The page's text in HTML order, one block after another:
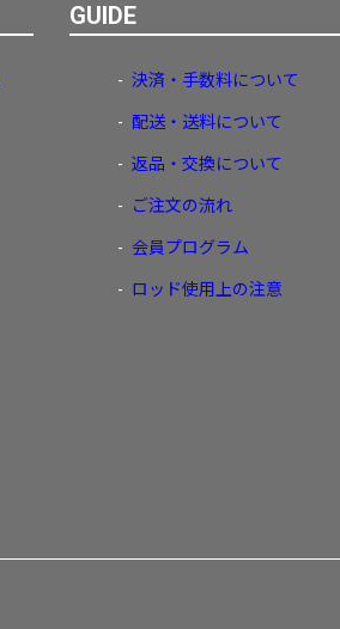
GUIDE
決済・手数料について
配送・送料について
返品・交換について
ご注文の流れ
会員プログラム
ロッド使用上の注意